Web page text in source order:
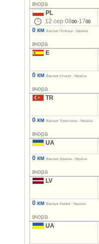
вчора
PL
12 сер 0800-1700
0 км
Вантаж Польща - Україна
вчора
E
0 км
Вантаж Іспанія - Україна
вчора
TR
0 км Вантаж Туреччина - Україна
вчора
UA
0 км Вантаж Україна - Україна
вчора
LV
0 км Вантаж Латвія - Україна
вчора
UA